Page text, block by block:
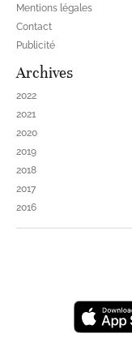
Mentions légales
Contact
Publicité
Archives
2022
2021
2020
2019
2018
2017
2016